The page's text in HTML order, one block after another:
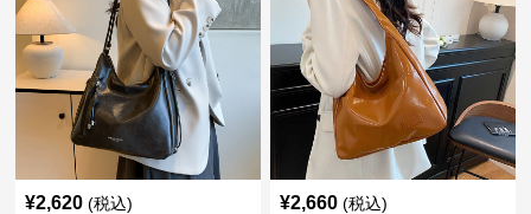
¥2,620 (税込) ¥2,660 (税込)